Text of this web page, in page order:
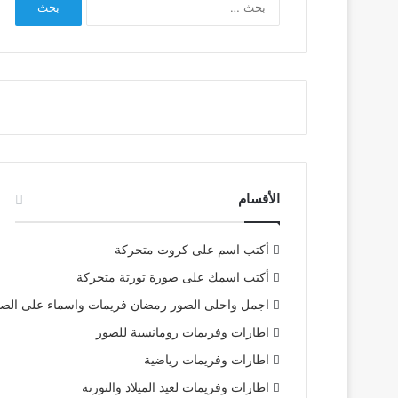
الأقسام
أكتب اسم على كروت متحركة
أكتب اسمك على صورة تورتة متحركة
اجمل واحلى الصور رمضان فريمات واسماء على
اطارات وفريمات رومانسية للصور
اطارات وفريمات رياضية
اطارات وفريمات لعيد الميلاد والتورتة